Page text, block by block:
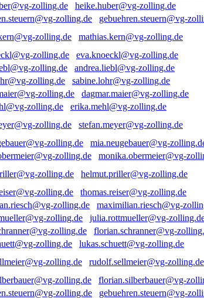
heike.huber@vg-zolling.de
gebuehren.steuern@vg-
mathias.kern@vg-zolling.de
eva.knoeckl@vg-zolling.de
andrea.liebl@vg-zolling.de
sabine.lohr@vg-zolling.de
dagmar.maier@vg-zolling.de
erika.mehl@vg-zolling.de
stefan.meyer@vg-zolling.de
mia.neugebauer@vg-
monika.obermeier@vg-
helmut.priller@vg-zolling.de
thomas.reiser@vg-zolling.de
maximilian.riesch@vg-
julia.rottmueller@vg-
florian.schranner@vg-
lukas.schuett@vg-zolling.de
rudolf.sellmeier@vg-zolling.de
florian.silberbauer@vg-
gebuehren.steuern@vg-